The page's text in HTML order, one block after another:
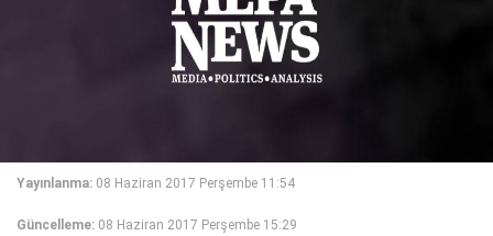
Yayınlanma: 08 Haziran 2017 Perşembe 11:54
Güncelleme: 08 Haziran 2017 Perşembe 15:29